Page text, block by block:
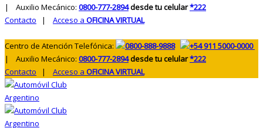
| Auxilio Mecánico: 0800-777-2894desde tu celular*222
Contacto | Acceso a OFICINA VIRTUAL
Centro de Atención Telefónica: 0800-888-9888
+54 911 5000-0000
| Auxilio Mecánico: 0800-777-2894desde tu celular*222
Contacto | Acceso a OFICINA VIRTUAL